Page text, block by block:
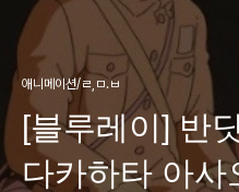
애니메이션/ㄹ,ㅁ.ㅂ
[블루레이] 반
다카하타 아사